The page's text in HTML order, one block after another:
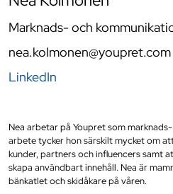
Marknads- och
nea.kolmonen@youpret.com
LinkedIn
Nea arbetar på Youpret som
arbete tycker hon särskilt mycket om
kunder, partners och influencers samt
skapa användbart innehåll. Nea är
bänkatlet och skidåkare på våren.